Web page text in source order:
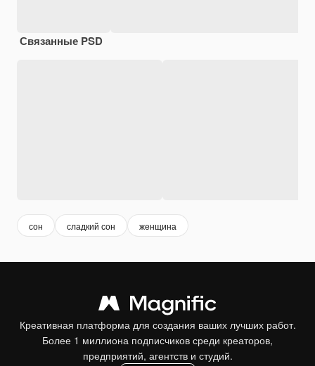
Связанные PSD
сон сладкий сон женщина
Креативная платформа для создания ваших лучших работ.
Более 1 миллиона подписчиков среди креаторов,
предприятий, агентств и студий.